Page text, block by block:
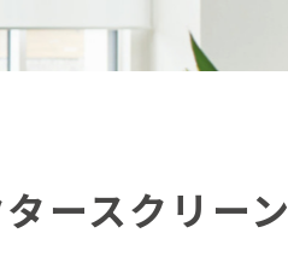
ースクリーン